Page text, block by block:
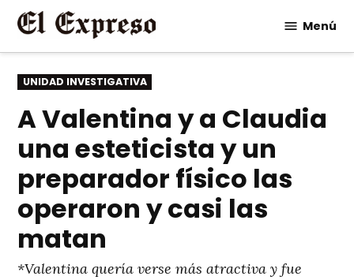
Saltar
contenido
Menú
PUBLICADO
EN
UNIDAD INVESTIGATIVA
A Valentina y a Claudia
una esteticista y un
preparador físico las
operaron y casi las
matan
*Valentina quería verse más atractiva y fue